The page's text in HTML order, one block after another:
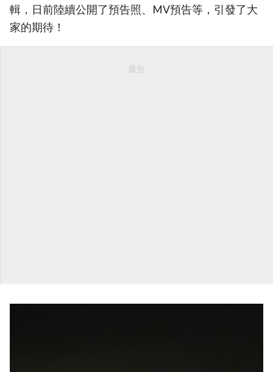
輯，日前陸續公開了預告照、MV預告等，引發了大
家的期待！
廣告